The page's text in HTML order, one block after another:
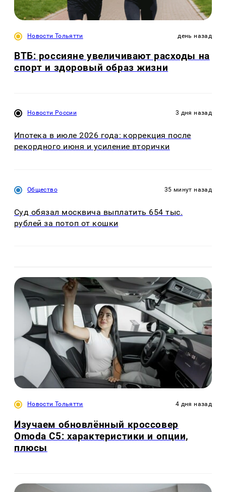
Новости Тольятти день назад
ВТБ: россияне увеличивают расходы на
спорт и здоровый образ жизни
Новости России 3 дня назад
Ипотека в июле 2026 года: коррекция после
рекордного июня и усиление вторички
Общество 35 минут назад
Суд обязал москвича выплатить 654 тыс.
рублей за потоп от кошки
Новости Тольятти 4 дня назад
Изучаем обновлённый кроссовер
Omoda C5: характеристики и опции,
плюсы